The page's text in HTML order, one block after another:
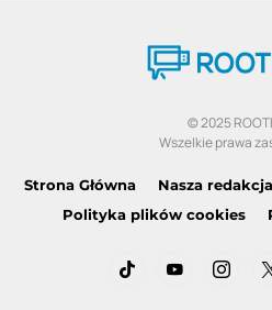
© 2025
Wszelkie prawa
Strona Główna Nasza redakcja
Polityka plików cookies